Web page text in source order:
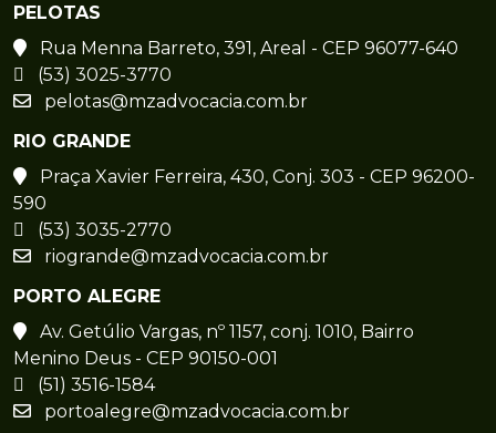
PELOTAS
Rua Menna Barreto, 391, Areal - CEP 96077-640
(53) 3025-3770
pelotas@mzadvocacia.com.br
RIO GRANDE
Praça Xavier Ferreira, 430, Conj. 303 - CEP 96200-
590
(53) 3035-2770
riogrande@mzadvocacia.com.br
PORTO ALEGRE
Av. Getúlio Vargas, nº 1157, conj. 1010, Bairro
Menino Deus - CEP 90150-001
(51) 3516-1584
portoalegre@mzadvocacia.com.br